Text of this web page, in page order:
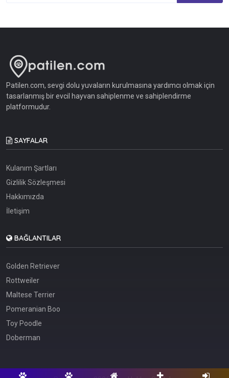
Patilen.com, sevgi dolu yuvaların kurulmasına yardımcı olmak için
tasarlanmış bir evcil hayvan sahiplenme ve sahiplendirme
platformudur.
SAYFALAR
Kulanım Şartları
Gizlilik Sözleşmesi
Hakkımızda
İletişim
BAĞLANTILAR
Golden Retriever
Rottweiler
Maltese Terrier
Pomeranian Boo
Toy Poodle
Doberman